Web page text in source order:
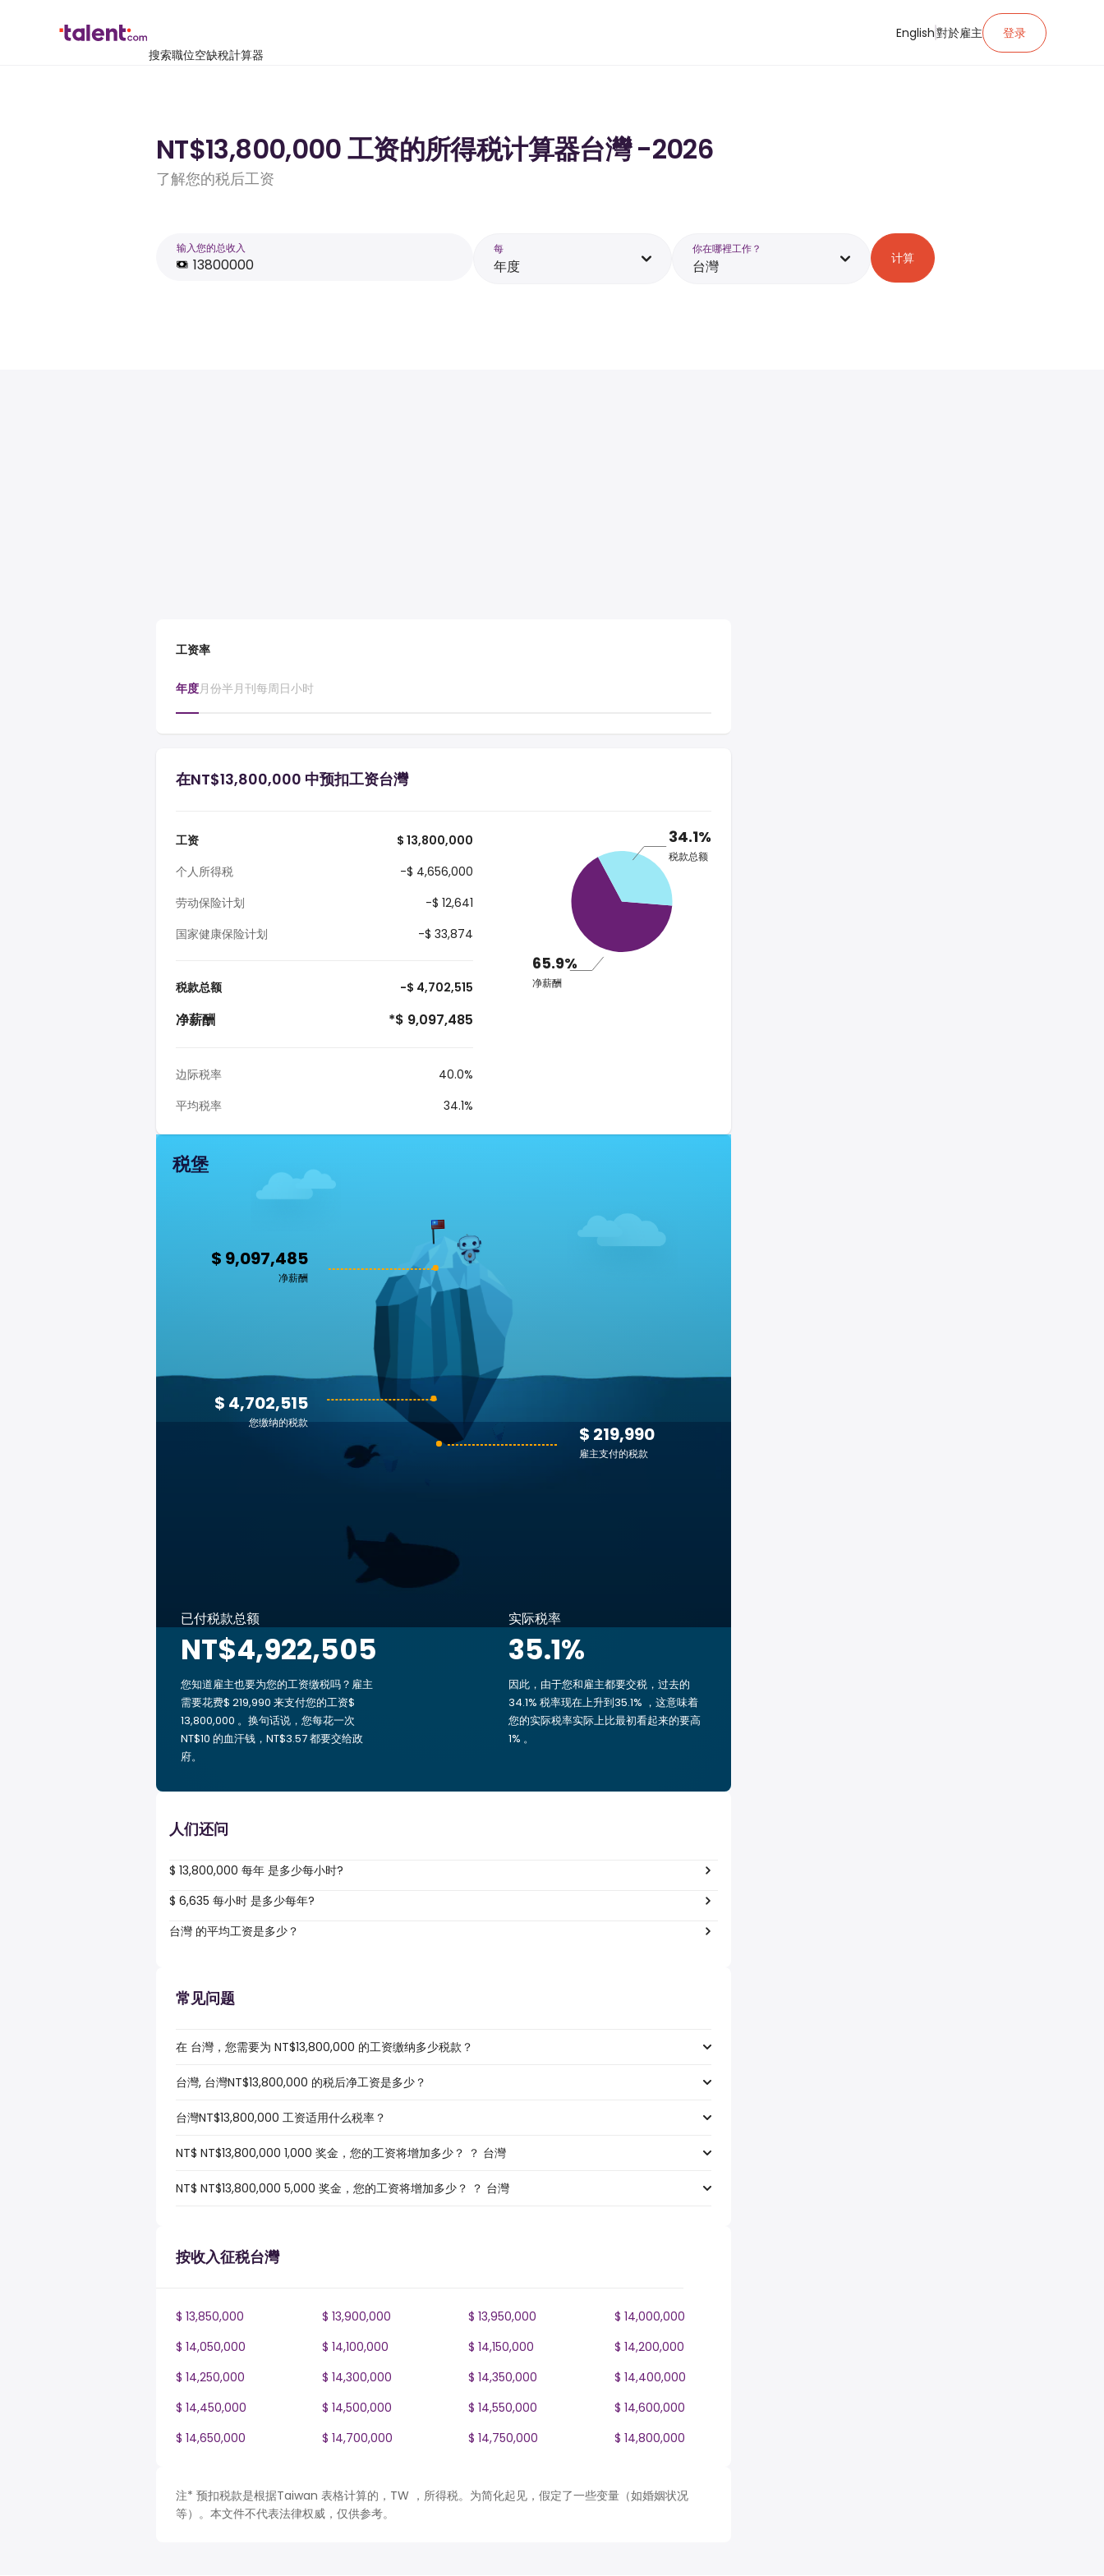
搜索職位空缺稅計算器
English對於雇主 登录
NT$13,800,000 工资的所得税计算器台灣 -2026
了解您的税后工资
输入您的总收入 每
年度
你在哪裡工作？
台灣 计算
工资率
年度月份半月刊每周日小时
在NT$13,800,000 中预扣工资台灣
工资
$ 13,800,000
个人所得税
-$ 4,656,000
劳动保险计划
-$ 12,641
国家健康保险计划
-$ 33,874
税款总额 -$ 4,702,515
净薪酬 *$ 9,097,485
边际税率
40.0%
平均税率
34.1%
34.1%
税款总额
65.9%
净薪酬
税堡
$ 9,097,485
净薪酬
$ 219,990
雇主支付的税款
$ 4,702,515
您缴纳的税款
已付税款总额
NT$4,922,505
您知道雇主也要为您的工资缴税吗？雇主
需要花费$ 219,990 来支付您的工资$
13,800,000 。换句话说，您每花一次
NT$10 的血汗钱，NT$3.57 都要交给政
府。
实际税率
35.1%
因此，由于您和雇主都要交税，过去的
34.1% 税率现在上升到35.1% ，这意味着
您的实际税率实际上比最初看起来的要高
1% 。
人们还问
$ 13,800,000 每年 是多少每小时?
$ 6,635 每小时 是多少每年?
台灣 的平均工资是多少？
常见问题
在 台灣，您需要为 NT$13,800,000 的工资缴纳多少税款？
台灣, 台灣NT$13,800,000 的税后净工资是多少？
台灣NT$13,800,000 工资适用什么税率？
NT$ NT$13,800,000 1,000 奖金，您的工资将增加多少？ ？ 台灣
NT$ NT$13,800,000 5,000 奖金，您的工资将增加多少？ ？ 台灣
按收入征税台灣
$ 13,850,000 $ 13,900,000 $ 13,950,000
$ 14,000,000
$ 14,050,000
$ 14,100,000 $ 14,150,000
$ 14,200,000
$ 14,250,000
$ 14,300,000 $ 14,350,000
$ 14,400,000
$ 14,450,000
$ 14,500,000 $ 14,550,000
$ 14,600,000
$ 14,650,000
$ 14,700,000 $ 14,750,000 $ 14,800,000
注* 预扣税款是根据Taiwan 表格计算的，TW ，所得税。为简化起见，假定了一些变量（如婚姻状况
等）。本文件不代表法律权威，仅供参考。